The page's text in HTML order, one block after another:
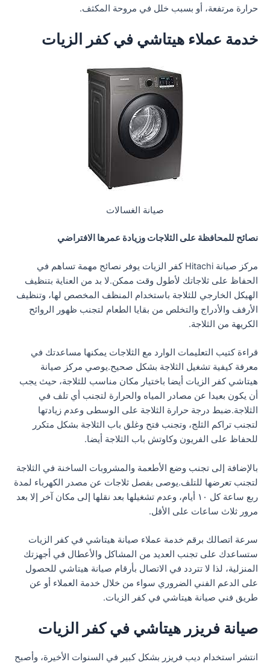
حرارة مرتفعة، أو بسبب خلل في مروحة المكثف.
خدمة عملاء هيتاشي في كفر الزيات
صيانة الغسالات
نصائح للمحافظة على الثلاجات وزيادة عمرها الافتراضي
مركز صيانة Hitachi كفر الزيات يوفر نصائح مهمة تساهم في
الحفاظ على ثلاجاتك لأطول وقت ممكن.لا بد من العناية بتنظيف
الهيكل الخارجي للثلاجة باستخدام المنظف المخصص لها، وتنظيف
الأرفف والأدراج والتخلص من بقايا الطعام لتجنب ظهور الروائح
الكريهة من الثلاجة.
قراءة كتيب التعليمات الوارد مع الثلاجات يمكنها مساعدتك في
معرفة كيفية تشغيل الثلاجة بشكل صحيح.يوصي مركز صيانة
هيتاشي كفر الزيات أيضا باختيار مكان مناسب للثلاجة، حيث يجب
أن يكون بعيدا عن مصادر المياه والحرارة لتجنب أي تلف في
الثلاجة.ضبط درجة حرارة الثلاجة على الوسطى وعدم زيادتها
لتجنب تراكم الثلج، وتجنب فتح وغلق باب الثلاجة بشكل متكرر
للحفاظ على الفريون وكاوتش باب الثلاجة أيضا.
بالإضافة إلى تجنب وضع الأطعمة والمشروبات الساخنة في الثلاجة
لتجنب تعرضها للتلف.يوصى بفصل ثلاجات عن مصدر الكهرباء لمدة
ربع ساعة كل ١٠ أيام، وعدم تشغيلها بعد نقلها إلى مكان آخر إلا بعد
مرور ثلاث ساعات على الأقل.
سرعة اتصالك برقم خدمة عملاء صيانة هيتاشي في كفر الزيات
ستساعدك على تجنب العديد من المشاكل والأعطال في أجهزتك
المنزلية، لذا لا تتردد في الاتصال بأرقام صيانة هيتاشي للحصول
على الدعم الفني الضروري سواء من خلال خدمة العملاء أو عن
طريق فني صيانة هيتاشي في كفر الزيات.
صيانة فريزر هيتاشي في كفر الزيات
انتشر استخدام ديب فريزر بشكل كبير في السنوات الأخيرة، وأصبح